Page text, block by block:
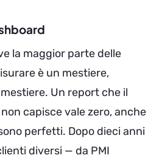
la maggior parte delle
è un mestiere,
Un report che il
capisce vale zero, anche
perfetti. Dopo dieci anni
diversi — da PMI